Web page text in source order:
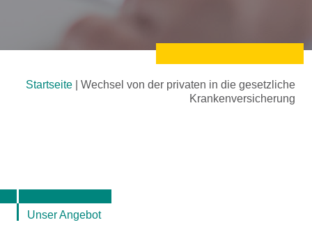
Startseite
Wechsel von der privaten in die gesetzliche
Krankenversicherung
Unser Angebot